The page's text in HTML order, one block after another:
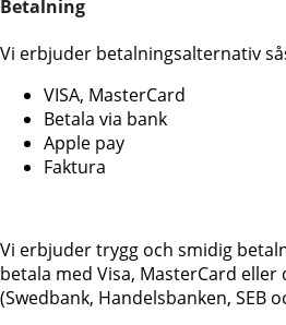
Betalning
Vi erbjuder betalningsalternativ
VISA, MasterCard
Betala via bank
Apple pay
Faktura
Vi erbjuder trygg och smidig
betala med Visa, MasterCard
(Swedbank, Handelsbanken, SEB